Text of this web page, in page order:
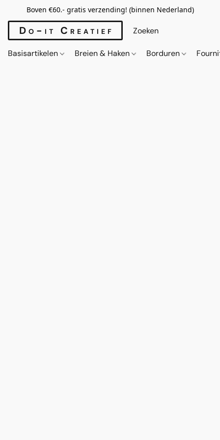
Boven €60.- gratis verzending! (binnen Nederland)
Do-it Creatief
Basisartikelen Breien & Haken Borduren